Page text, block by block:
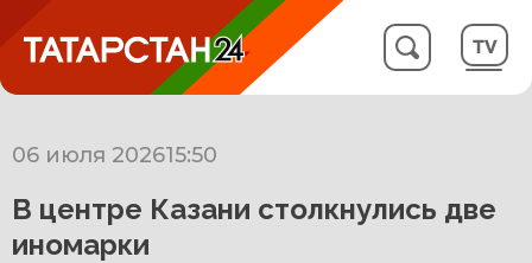
06 июля 202615:50
В центре Казани столкнулись две
иномарки